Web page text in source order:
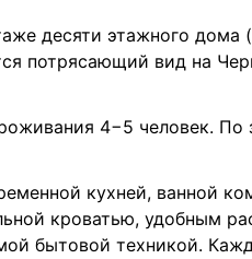
десяти этажного
потрясающий вид на
4−5 человек.
кухней, ванной
кроватью, удобным
бытовой техникой.